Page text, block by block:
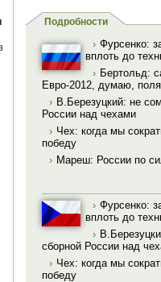
Подробности
› Фурсенко:
вплоть до
› Бертольд:
Евро-2012, думаю,
› В.Березуцкий: не
России над чехами
› Чех: когда мы
победу
› Мареш: России по
› Фурсенко:
вплоть до
›
сборной России над
› Чех: когда мы
победу